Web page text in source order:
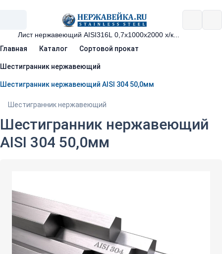
Главная Каталог Сортовой прокат
Шестигранник нержавеющий
Шестигранник нержавеющий AISI 304 50,0мм
Шестигранник нержавеющий
Шестигранник нержавеющий
AISI 304 50,0мм